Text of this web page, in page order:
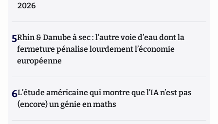
2026
5Rhin & Danube à sec : l’autre voie d’eau dont la
fermeture pénalise lourdement l’économie
européenne
6L’étude américaine qui montre que l’IA n’est pas
(encore) un génie en maths